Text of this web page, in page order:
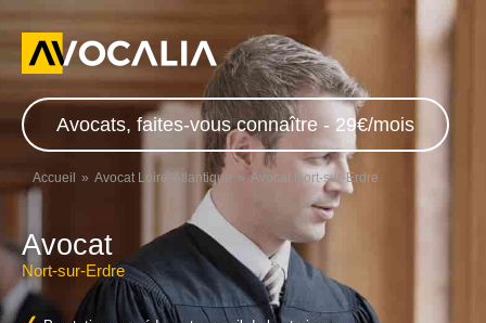
Avocats, faites-vous connaître - 29€/mois
Accueil Avocat Loire-Atlantique Avocat Nort-sur-Erdre
Avocat
Nort-sur-Erdre